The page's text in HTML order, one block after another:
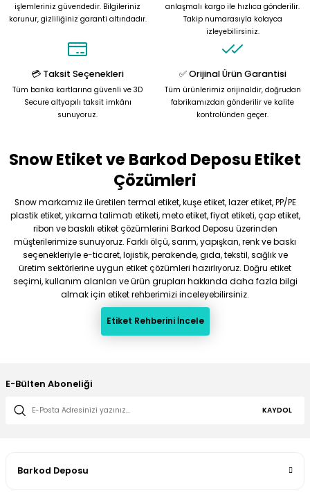
işlemleriniz güvendedir. Bilgileriniz
korunur, gizliliğiniz garanti altındadır.
anlaşmalı kargo ile hızlıca gönderilir.
Takip numarasıyla kolayca
izleyebilirsiniz.
💳 Taksit Seçenekleri
Tüm banka kartlarına güvenli ve 3D
Secure altyapılı taksit imkânı
sunuyoruz.
✅ Orijinal Ürün Garantisi
Tüm ürünlerimiz orijinaldir, doğrudan
fabrikamızdan gönderilir ve kalite
kontrolünden geçer.
Snow Etiket ve Barkod Deposu Etiket
Çözümleri
Snow markamız ile üretilen termal etiket, kuşe etiket, lazer etiket, PP/PE
plastik etiket, yıkama talimatı etiketi, meto etiket, fiyat etiketi, çap etiket,
ribon ve baskılı etiket çözümlerini Barkod Deposu üzerinden
müşterilerimize sunuyoruz. Farklı ölçü, sarım, yapışkan, renk ve baskı
seçenekleriyle e-ticaret, lojistik, perakende, gıda, tekstil, sağlık ve
üretim sektörlerine uygun etiket çözümleri hazırlıyoruz. Doğru etiket
seçimi, kullanım alanları ve ürün grupları hakkında daha fazla bilgi
almak için etiket rehberimizi inceleyebilirsiniz.
Etiket Rehberini İncele
E-Bülten Aboneliği
KAYDOL
Barkod Deposu